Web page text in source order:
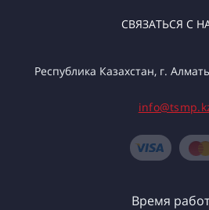
СВЯЗАТЬСЯ С
Республика Казахстан, г.
Время